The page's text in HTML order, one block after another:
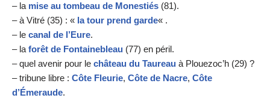
– la mise au tombeau de Monestiés (81).
– à Vitré (35) : « la tour prend garde« .
– le canal de l’Eure.
– la forêt de Fontainebleau (77) en péril.
– quel avenir pour le château du Taureau à Plouezoc’h (29) ?
– tribune libre : Côte Fleurie, Côte de Nacre, Côte
d’Émeraude.